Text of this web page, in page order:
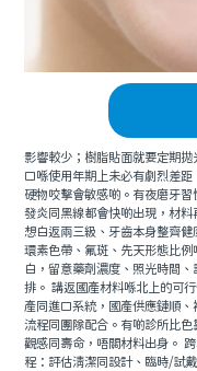
影響較少；樹脂貼面就要定期
口喺使用年期上未必有劇烈差
硬物咬擊會敏感啲。有夜磨牙
發炎同黑線都會快啲出現，材
想白返兩三級、牙齒本身整齊
環素色帶、氟斑、先天形態比
白，留意藥劑濃度、照光時間
排。 講返國產材料喺北上的可
產同進口系統，國產供應鏈順
流程同團隊配合。有啲診所比
觀感同壽命，唔關材料出身。
程：評估清潔同設計、臨時/試